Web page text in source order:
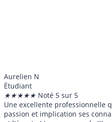
Aurelien N
Étudiant
★★★★★ Noté 5 sur 5
Une excellente professionnelle
passion et implication ses